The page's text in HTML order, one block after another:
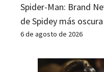
Spider-Man: Brand
de Spidey más
6 de agosto de 2026